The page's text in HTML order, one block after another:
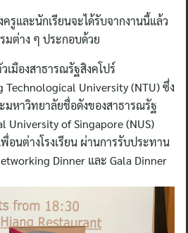
และนักเรียนจะได้รับจากงานนี้แล้ว
มต่าง ๆ ประกอบด้วย
มืองสาธารณรัฐสิงคโปร์
Technological University (NTU) ซึ่ง
มหาวิทยาลัยชื่อดังของสาธารณรัฐ
University of Singapore (NUS)
อนต่างโรงเรียน ผ่านการรับประทาน
Dinner และ Gala Dinner